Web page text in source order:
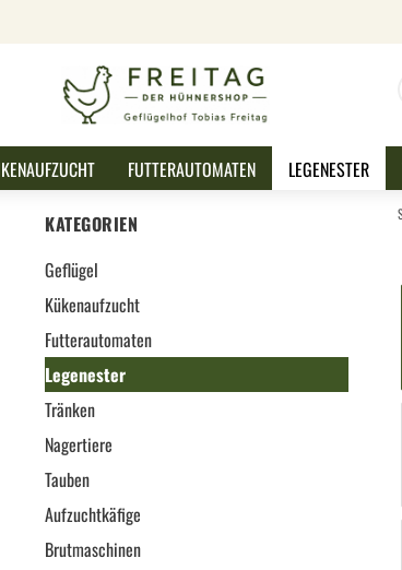
FUTTERAUTOMATEN LEGENESTER
KATEGORIEN
Geflügel
Kükenaufzucht
Futterautomaten
Legenester
Tränken
Nagertiere
Tauben
Aufzuchtkäfige
Brutmaschinen